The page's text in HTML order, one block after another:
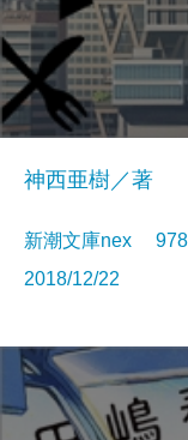
神西亜樹／著
新潮文庫nex
2018/12/22